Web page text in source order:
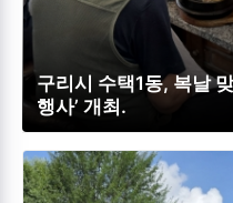
구리시 수택1동, 복날
행사’ 개최.